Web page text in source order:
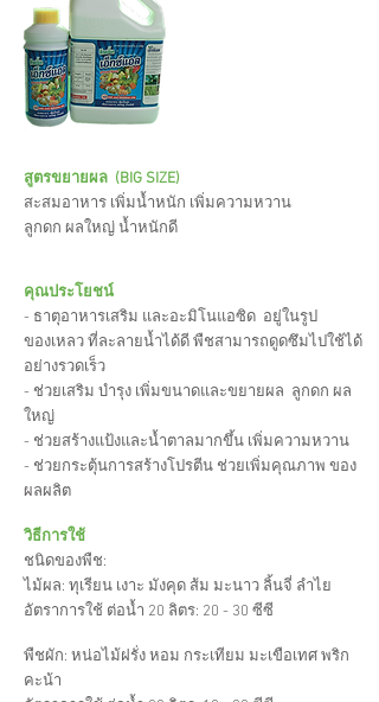
สูตรขยายผล (BIG SIZE)
สะสมอาหาร เพิ่มน้ำหนัก เพิ่มความหวาน
ลูกดก ผลใหญ่ น้ำหนักดี
คุณประโยชน์
- ธาตุอาหารเสริม และอะมิโนแอซิด อยู่ในรูป
ของเหลว ที่ละลายน้ำได้ดี พืชสามารถดูดซึมไปใช้ได้
อย่างรวดเร็ว
- ช่วยเสริม บำรุง เพิ่มขนาดและขยายผล ลูกดก ผล
ใหญ่
- ช่วยสร้างแป้งและน้ำตาลมากขึ้น เพิ่มความหวาน
- ช่วยกระตุ้นการสร้างโปรตีน ช่วยเพิ่มคุณภาพ ของ
ผลผลิต
วิธีการใช้
ชนิดของพืช:
ไม้ผล: ทุเรียน เงาะ มังคุด ส้ม มะนาว ลิ้นจี่ ลำไย
อัตราการใช้ ต่อน้ำ 20 ลิตร: 20 - 30 ซีซี
พืชผัก: หน่อไม้ฝรั่ง หอม กระเทียม มะเขือเทศ พริก
คะน้า